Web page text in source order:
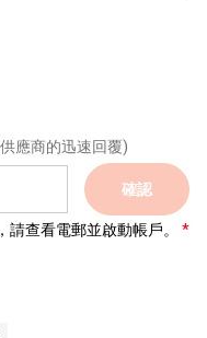
應商的迅速回覆)
確認
查看電郵並啟動帳戶。